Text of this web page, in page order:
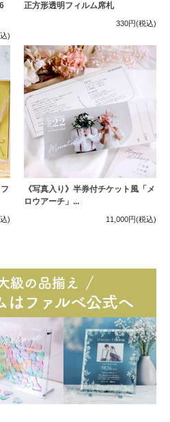
)
正方形透明フィルム席札
330円(税込)
)
《写真入り》半券付チケット風「メ
ロウアーチ」...
11,000円(税込)